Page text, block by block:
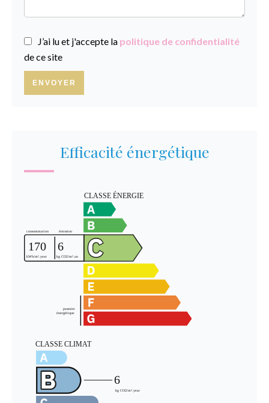
J’ai lu et j'accepte la politique de confidentialité
de ce site
ENVOYER
Efficacité énergétique